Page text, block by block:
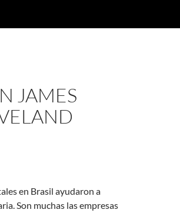
JAMES
en Brasil ayudaron a
Son muchas las empresas